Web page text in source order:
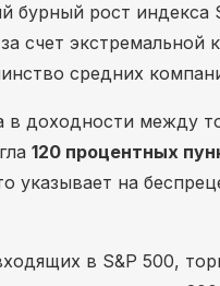
бурный рост индекса
счет экстремальной
средних
в доходности между
120 процентных
указывает на
в S&P 500,